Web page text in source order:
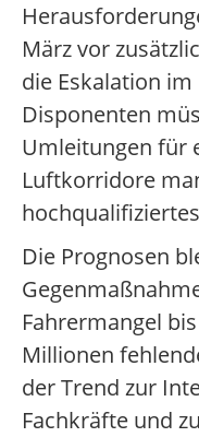
März vor
die Eskalation
Disponenten
Umleitungen für
Luftkorridore
Die Prognosen
Fahrermangel
Millionen
der Trend zur
Fachkräfte und